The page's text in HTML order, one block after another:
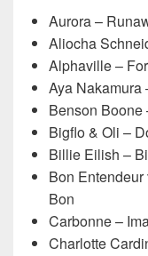
Aurora –
Aliocha
Alphaville –
Aya Nakamura
Benson Boone
Bigflo & Oli –
Billie Eilish –
Bon
Bon
Carbonne –
Charlotte